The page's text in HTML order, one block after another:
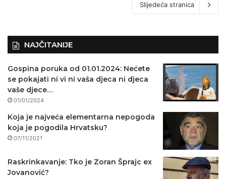
Slijedeća stranica
NAJČITANIJE
Gospina poruka od 01.01.2024: Nećete
se pokajati ni vi ni vaša djeca ni djeca
vaše djece…
01/01/2024
Koja je najveća elementarna nepogoda
koja je pogodila Hrvatsku?
07/11/2021
Raskrinkavanje: Tko je Zoran Šprajc ex
Jovanović?